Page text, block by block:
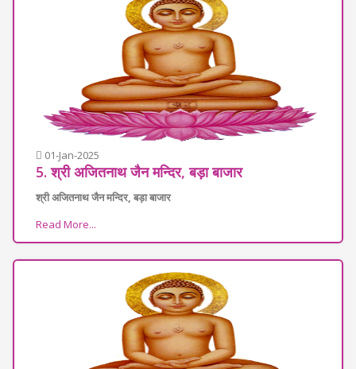
01-Jan-2025
5. श्री अजितनाथ जैन मन्दिर, बड़ा बाजार
श्री अजितनाथ जैन मन्दिर, बड़ा बाजार
Read More...